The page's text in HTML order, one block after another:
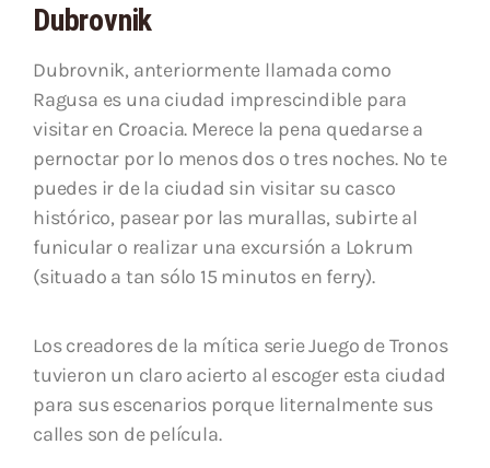
Dubrovnik
Dubrovnik, anteriormente llamada como
Ragusa es una ciudad imprescindible para
visitar en Croacia. Merece la pena quedarse a
pernoctar por lo menos dos o tres noches. No te
puedes ir de la ciudad sin visitar su casco
histórico, pasear por las murallas, subirte al
funicular o realizar una excursión a Lokrum
(situado a tan sólo 15 minutos en ferry).
Los creadores de la mítica serie Juego de Tronos
tuvieron un claro acierto al escoger esta ciudad
para sus escenarios porque liternalmente sus
calles son de película.